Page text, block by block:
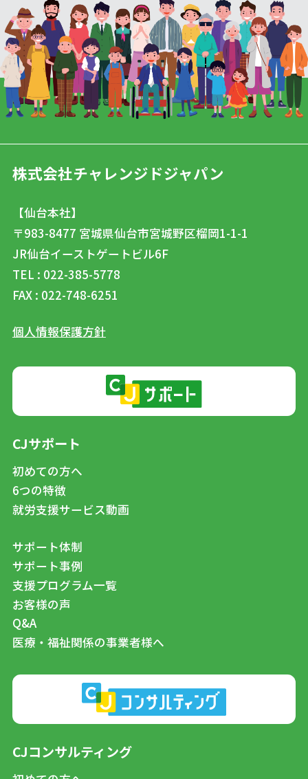
株式会社チャレンジドジャパン
【仙台本社】
〒983-8477 宮城県仙台市宮城野区榴岡1-1-1
JR仙台イーストゲートビル6F
TEL : 022-385-5778
FAX : 022-748-6251
個人情報保護方針
CJサポート
初めての方へ
6つの特徴
就労支援サービス動画
サポート体制
サポート事例
支援プログラム一覧
お客様の声
Q&A
医療・福祉関係の事業者様へ
CJコンサルティング